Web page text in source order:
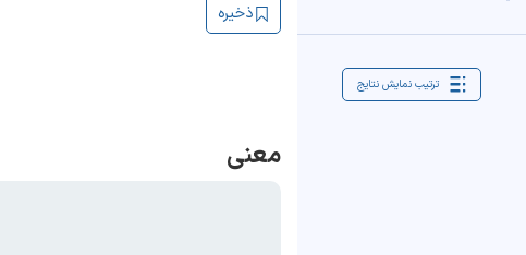
ترتیب نمایش نتایج
ذخیره
معنی